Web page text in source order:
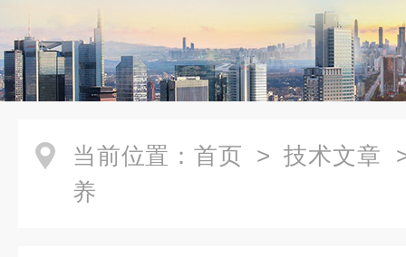
当前位置： 首页 > 技术文章
养